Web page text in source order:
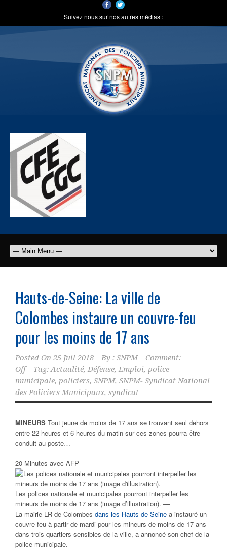
Suivez nous sur nos autres médias :
Hauts-de-Seine: La ville de
Colombes instaure un couvre-feu
pour les moins de 17 ans
Posted On 25 Juil 2018 By : SNPM
Comment:
Off
Tag:Actualité, Défense, Emploi, police
municipale, policiers, SNPM, SNPM- Syndicat National
des Policiers Municipaux, syndicat
MINEURS Tout jeune de moins de 17 ans se trouvant seul dehors
entre 22 heures et 6 heures du matin sur ces zones pourra être
conduit au poste…
20 Minutes avec AFP
Les polices nationale et municipales pourront interpeller les
mineurs de moins de 17 ans (image d’illustration). —
La mairie LR de Colombes dans les Hauts-de-Seine a instauré un
couvre-feu à partir de mardi pour les mineurs de moins de 17 ans
dans trois quartiers sensibles de la ville, a annoncé son chef de la
police municipale.